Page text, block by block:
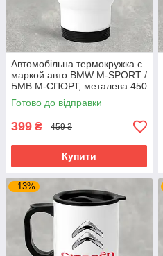
Автомобільна термокружка с
маркой авто BMW M-SPORT /
БМВ М-СПОРТ, металева 450
мл, біла
Готово до відправки
399 ₴ 459 ₴
Купити
–13%